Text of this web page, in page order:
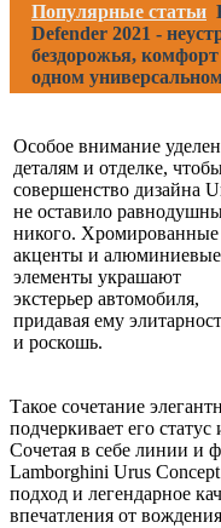
Популярные статьи
Defender 2021 -
бездорожья,
одном
Особое внимание
деталям и отделке,
совершенство дизайна
не оставило
никого. Хромированные
акценты и алюминиевые
элементы украшают
экстерьер автомобиля,
придавая ему
и роскошь.
Такое сочетание
подчеркивает его
Сочетая в себе линии и
Lamborghini Urus
подход и легендарное
впечатления от